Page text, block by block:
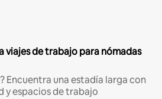
viajes de trabajo para nómadas
Encuentra una estadía larga con
y espacios de trabajo